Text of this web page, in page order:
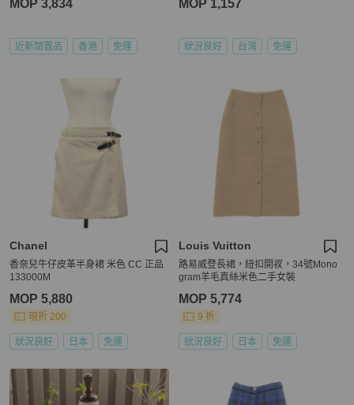
MOP 3,834
近新閒置品 香港 免運
MOP 1,157
狀況良好 台灣 免運
Chanel
香奈兒牛仔皮革半身裙 米色 CC 正品
133000M
MOP 5,880
現折 200
狀況良好 日本 免運
Louis Vuitton
路易威登長裙，紐扣開衩，34號Mono
gram羊毛真絲米色二手女裝
MOP 5,774
9 折
狀況良好 日本 免運